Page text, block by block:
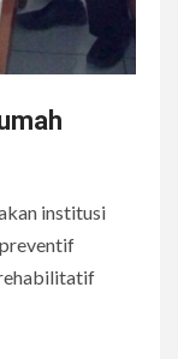
institusi